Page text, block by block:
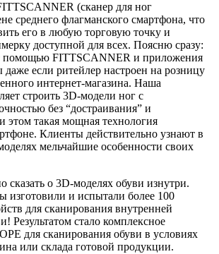
(сканер для ног
среднего флагманского смартфона, что
его в любую торговую точку и
доступной для всех. Поясню сразу:
помощью FITTSCANNER и приложения
если ритейлер настроен на розницу
интернет-магазина. Наша
строить 3D-модели ног с
без “достраивания” и
этом такая мощная технология
Клиенты действительно узнают в
мельчайшие особенности своих
сказать о 3D-моделях обуви изнутри.
изготовили и испытали более 100
для сканирования внутренней
Результатом стало комплексное
для сканирования обуви в условиях
или склада готовой продукции.